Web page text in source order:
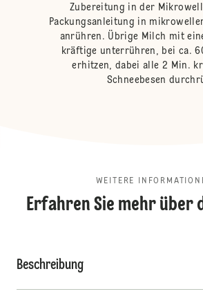
Zubereitung in der
Packungsanleitung in
anrühren. Übrige Milch mit
kräftige unterrühren, bei ca.
erhitzen, dabei alle 2 Min.
Schneebesen
WEITERE
Erfahren Sie mehr über
Beschreibung